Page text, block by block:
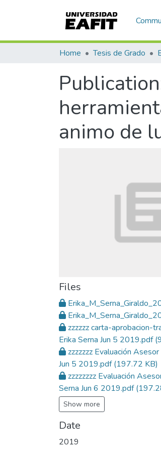
Home Tesis de Grado
animo de
Files
zzzzzz carta-aprobacion-
Erika Serna Jun 5 2019.pdf
zzzzzzz Evaluación
Jun 5 2019.pdf(197.72 KB)
zzzzzzzz Evaluación
Serna Jun 6 2019.pdf
Show more
Date
2019